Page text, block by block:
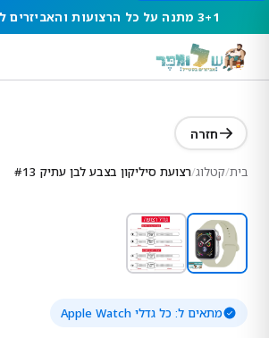
3+1 מתנה על כל הרצועות והאביזרים לשעונים חכמים
חזרה
בית/קטלוג/רצועת סיליקון בצבע לבן עתיק #13
מתאים ל: כל גדלי Apple Watch